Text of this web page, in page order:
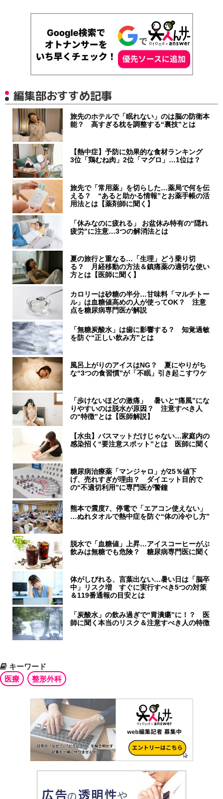
編集部おすすめ記事
旅先のホテルで「眠れない」のは脳の防衛本
能？ 高すぎる枕を調整する“裏技”とは
【熱中症】予防に効果的な食材ランキング
3位「鶏むね肉」2位「マグロ」…1位は？
旅先で「常用薬」を切らした…薬局で何を伝
える？ “あると助かる情報”とお薬手帳の活
用法とは【薬剤師に聞く】
「休みなのに疲れる」 お盆休み特有の“隠れ
疲労”に注意…3つの解消法とは
夏の旅行と重なる…「生理」どう乗り切
る？ 月経移動の方法＆鎮痛薬の適切な使い
方とは【医師に聞く】
カロリーは砂糖の半分…甘味料「マルチトー
ル」は血糖値高めの人が使ってOK？ 注意
点を糖尿病専門医が解説
「無糖炭酸水」は歯に影響する？ 知覚過敏
を防ぐ“正しい飲み方”とは
風呂上がりのアイスはNG？ 夏にやりがち
な“3つの食習慣”が「不眠」引き起こすワケ
「歩けないほどの激痛」 暑いと“痛風”にな
りやすいのは脱水が原因？ 注意すべき人
の“特徴”とは【医師解説】
【水虫】バスマットだけじゃない…家庭内の
感染招く“要注意スポット”とは 医師に聞く
糖尿病治療薬「マンジャロ」が25％値下
げ、売れすぎが理由？ ダイエット目的で
の“不適切利用”に専門医が警鐘
熊本で震度7、停電で「エアコン使えない」
…ぬれタオルで熱中症を防ぐ“体の冷やし方”
脱水で「血糖値」上昇…アイスコーヒーがぶ
飲みは無糖でも危険？ 糖尿病専門医に聞く
体がしびれる、言葉出ない…暑い日は「脳卒
中」リスク増 すぐに実行すべき5つの対策
＆119番通報の目安とは
「炭酸水」の飲み過ぎで“胃潰瘍”に！？ 医
師に聞く本当のリスク＆注意すべき人の特徴
キーワード
医療
整形外科